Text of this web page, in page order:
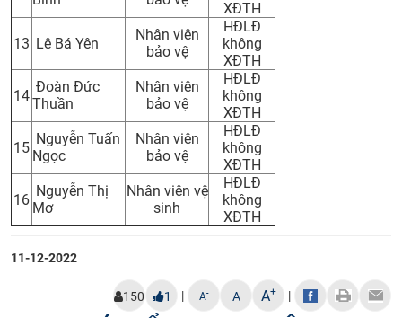
XĐTH
13 Lê Bá Yên
Nhân viên
bảo vệ
HĐLĐ
không
XĐTH
14
Đoàn Đức
Thuần
Nhân viên
bảo vệ
HĐLĐ
không
XĐTH
15
Nguyễn Tuấn
Ngọc
Nhân viên
bảo vệ
HĐLĐ
không
XĐTH
16
Nguyễn Thị
Mơ
Nhân viên vệ
sinh
HĐLĐ
không
XĐTH
11-12-2022
150 1 | A- A A+ |